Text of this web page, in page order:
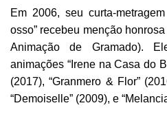
Em 2006, seu curta-
osso” recebeu menção
Animação de Gramado).
animações “Irene na Casa do
(2017), “Granmero & Flor”
“Demoiselle” (2009), e